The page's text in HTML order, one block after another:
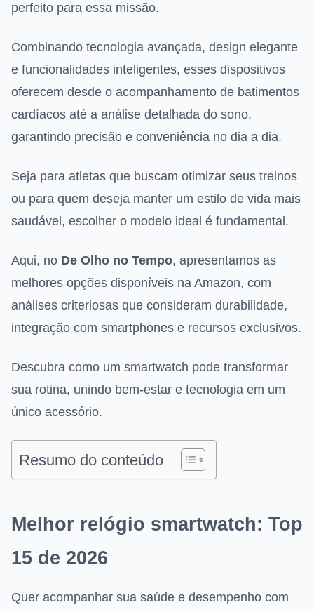
perfeito para essa missão.
Combinando tecnologia avançada, design elegante
e funcionalidades inteligentes, esses dispositivos
oferecem desde o acompanhamento de batimentos
cardíacos até a análise detalhada do sono,
garantindo precisão e conveniência no dia a dia.
Seja para atletas que buscam otimizar seus treinos
ou para quem deseja manter um estilo de vida mais
saudável, escolher o modelo ideal é fundamental.
Aqui, no De Olho no Tempo, apresentamos as
melhores opções disponíveis na Amazon, com
análises criteriosas que consideram durabilidade,
integração com smartphones e recursos exclusivos.
Descubra como um smartwatch pode transformar
sua rotina, unindo bem-estar e tecnologia em um
único acessório.
Resumo do conteúdo
Melhor relógio smartwatch: Top
15 de 2026
Quer acompanhar sua saúde e desempenho com